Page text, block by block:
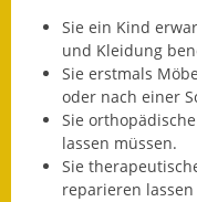
Sie ein Kind
und Kleidung
Sie erstmals
oder nach einer
Sie
lassen müssen.
Sie
reparieren